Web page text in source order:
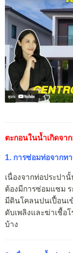
ตะกอนในน้ำเกิดจาก
1. การซ่อมท่อจากท
เนื่องจากท่อประปา
ต้องมีการซ่อมแซม
มีดินโคลนปนเปื้อนเ
ดับเพลิงและฆ่าเชื้อ
บ้าง